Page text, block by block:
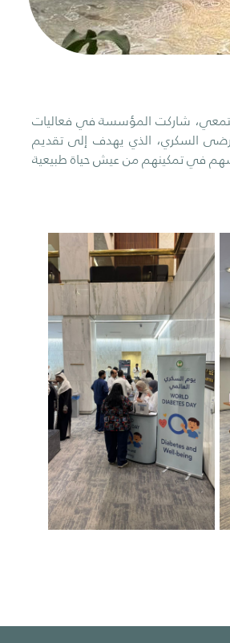
شاركت المؤسسة في فعاليات
مرضى السكري، الذي يهدف إلى تقديم
يسهم في تمكينهم من عيش حياة طبيعية